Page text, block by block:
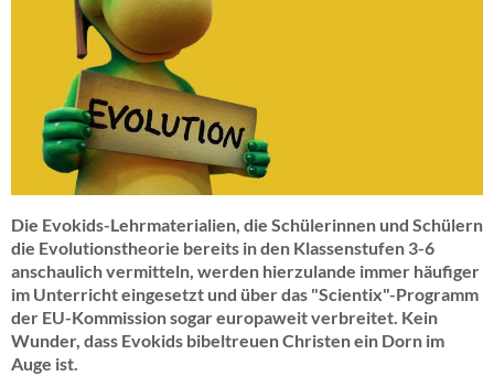
breitformat_urmel.jpg
Die Evokids-Lehrmaterialien, die Schülerinnen und Schülern
die Evolutionstheorie bereits in den Klassenstufen 3-6
anschaulich vermitteln, werden hierzulande immer häufiger
im Unterricht eingesetzt und über das "Scientix"-Programm
der EU-Kommission sogar europaweit verbreitet. Kein
Wunder, dass Evokids bibeltreuen Christen ein Dorn im
Auge ist.